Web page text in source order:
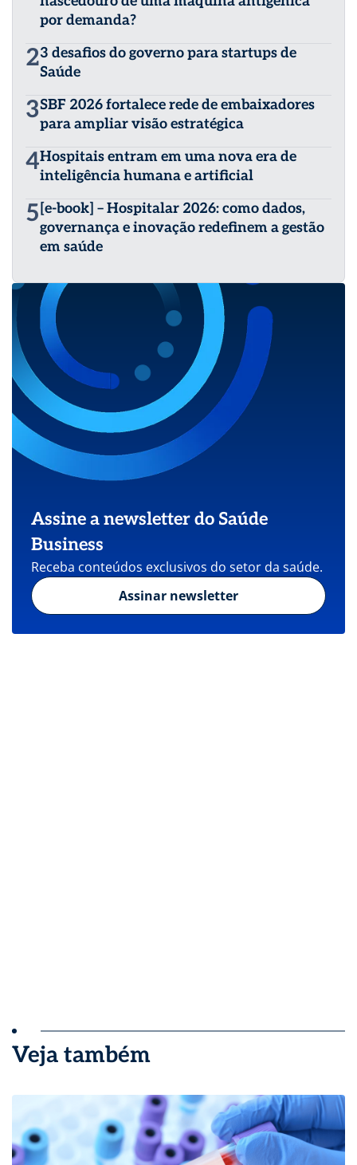
por demanda?
23 desafios do governo para startups de
Saúde
3SBF 2026 fortalece rede de embaixadores
para ampliar visão estratégica
4Hospitais entram em uma nova era de
inteligência humana e artificial
5 [e-book] – Hospitalar 2026: como dados,
governança e inovação redefinem a gestão
em saúde
Assine a newsletter do Saúde
Business
Receba conteúdos exclusivos do setor da saúde.
Assinar newsletter
Veja também